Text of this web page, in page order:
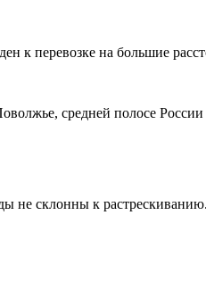
к перевозке на большие
средней полосе
не склонны к растрескиванию.